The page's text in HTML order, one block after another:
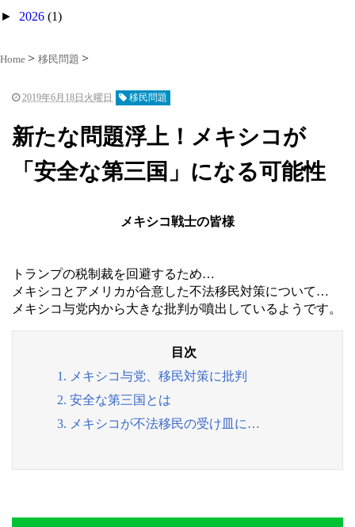
► 2026 (1)
Home 移民問題
2019年6月18日火曜日 移民問題
新たな問題浮上！メキシコが
「安全な第三国」になる可能性
メキシコ戦士の皆様
トランプの税制裁を回避するため…
メキシコとアメリカが合意した不法移民対策について…
メキシコ与党内から大きな批判が噴出しているようです。
1. メキシコ与党、移民対策に批判
2. 安全な第三国とは
3. メキシコが不法移民の受け皿に…